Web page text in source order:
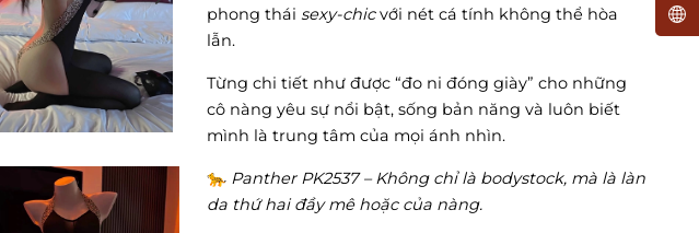
phong tháisexy-chicvới nét cá tính không thể hòa
lẫn.
Từng chi tiết như được “đo ni đóng giày” cho những
cô nàng yêu sự nổi bật, sống bản năng và luôn biết
mình là trung tâm của mọi ánh nhìn.
🐆 Panther PK2537 – Không chỉ là bodystock, mà là làn
da thứ hai đầy mê hoặc của nàng.